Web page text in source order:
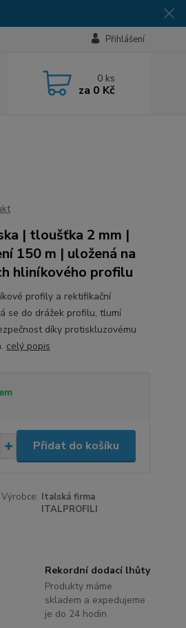
Přihlášení
0 ks
za 0 Kč
| tloušťka 2 mm |
150 m | uložená na
hliníkového profilu
profily a rektifikační
se do drážek profilu, tlumí
díky protiskluzovému
celý popis
Přidat do košíku
Výrobce: Italská firma
ITALPROFILI
Rekordní dodací lhůty
Produkty máme
skladem a expedujeme
je do 24 hodin